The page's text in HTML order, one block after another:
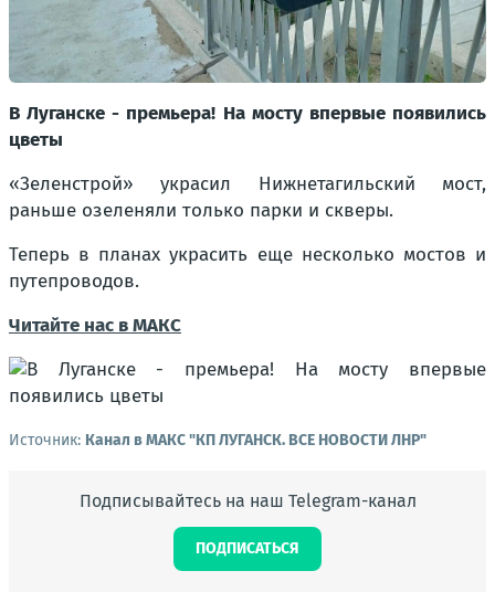
В Луганске - премьера! На мосту впервые появились
цветы
«Зеленстрой» украсил Нижнетагильский мост,
раньше озеленяли только парки и скверы.
Теперь в планах украсить еще несколько мостов и
путепроводов.
Читайте нас в МАКС
Источник: Канал в МАКС "КП ЛУГАНСК. ВСЕ НОВОСТИ ЛНР"
Подписывайтесь на наш Telegram-канал
ПОДПИСАТЬСЯ